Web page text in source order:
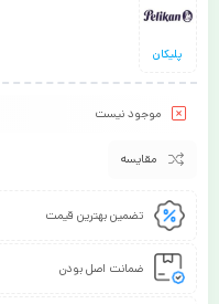
پلیکان
موجود نیست
مقایسه
تضمین بهترین قیمت
ضمانت اصل بودن